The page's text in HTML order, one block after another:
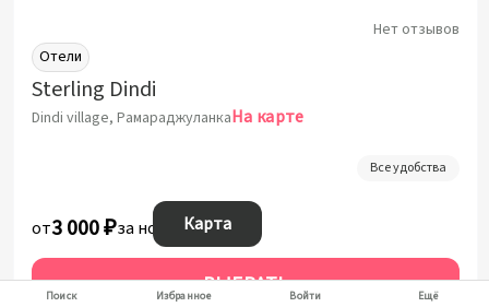
Отели
Sterling Dindi
Dindi village, РамараджуланкаНа карте
Нет отзывов
Все удобства
от3 000 ₽за ночь
ВЫБРАТЬ
Карта
Поиск Избранное Войти Ещё